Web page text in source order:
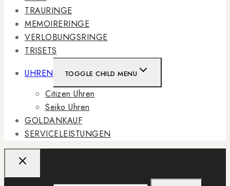
TRAURINGE
MEMOIRERINGE
VERLOBUNGSRINGE
TRISETS
UHREN
TOGGLE CHILD MENU
Citizen Uhren
Seiko Uhren
GOLDANKAUF
SERVICELEISTUNGEN